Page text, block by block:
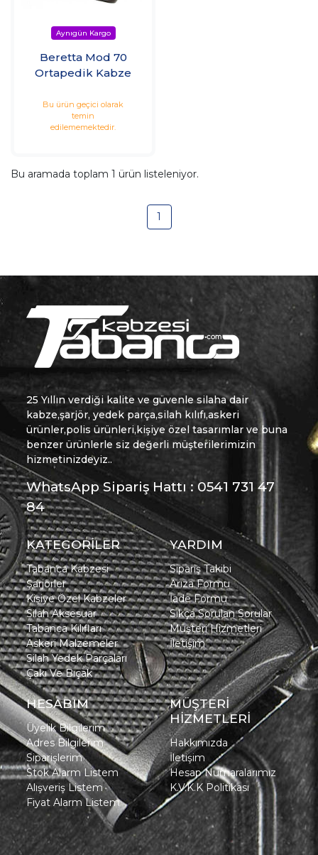
Beretta Mod 70
Ortapedik Kabze
Bu ürün geçici olarak
temin
edilememektedir.
Bu aramada toplam 1 ürün listeleniyor.
1
25 Yıllın verdiği kalite ve güvenle silaha dair
kabze,şarjör, yedek parça,silah kılıfı,askeri
ürünler,polis ürünleri,kişiye özel tasarımlar ve buna
benzer ürünlerle siz değerli müşterilerimizin
hizmetinizdeyiz..
WhatsApp Sipariş Hattı : 0541 731 47
84
KATEGORİLER
Tabanca Kabzesi
Şarjörler
Kişiye Özel Kabzeler
Silah Aksesuar
Tabanca Kılıfları
Askeri Malzemeler
Silah Yedek Parçaları
Çakı Ve Bıçak
YARDIM
Sipariş Takibi
Arıza Formu
İade Formu
Sıkça Sorulan Sorular
Müşteri Hizmetleri
İletişim
HESABIM
Üyelik Bilgilerim
Adres Bilgilerim
Siparişlerim
Stok Alarm Listem
Alışveriş Listem
Fiyat Alarm Listem
MÜŞTERİ
HİZMETLERİ
Hakkımızda
İletişim
Hesap Numaralarımız
K.V.K.K Politikası